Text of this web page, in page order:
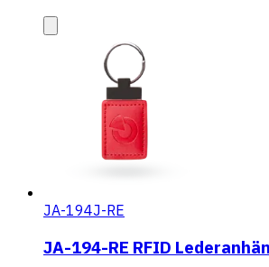
JA-194J-RE
JA-194-RE RFID